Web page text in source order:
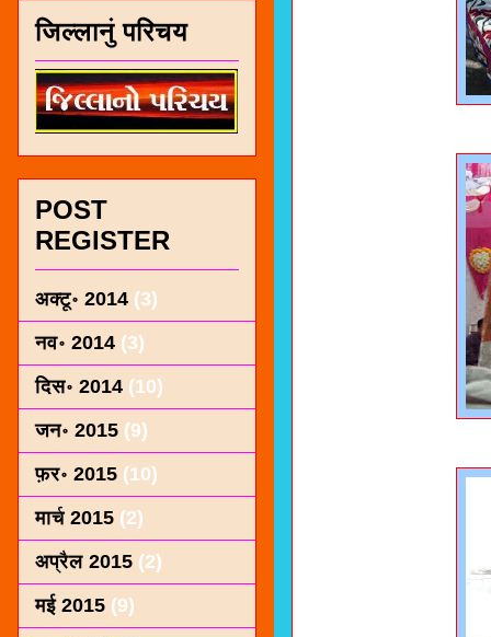
जिल्लानुं परिचय
POST
REGISTER
अक्टू॰ 2014 (3)
नव॰ 2014 (3)
दिस॰ 2014 (10)
जन॰ 2015 (9)
फ़र॰ 2015 (10)
मार्च 2015 (2)
अप्रैल 2015 (2)
मई 2015 (9)